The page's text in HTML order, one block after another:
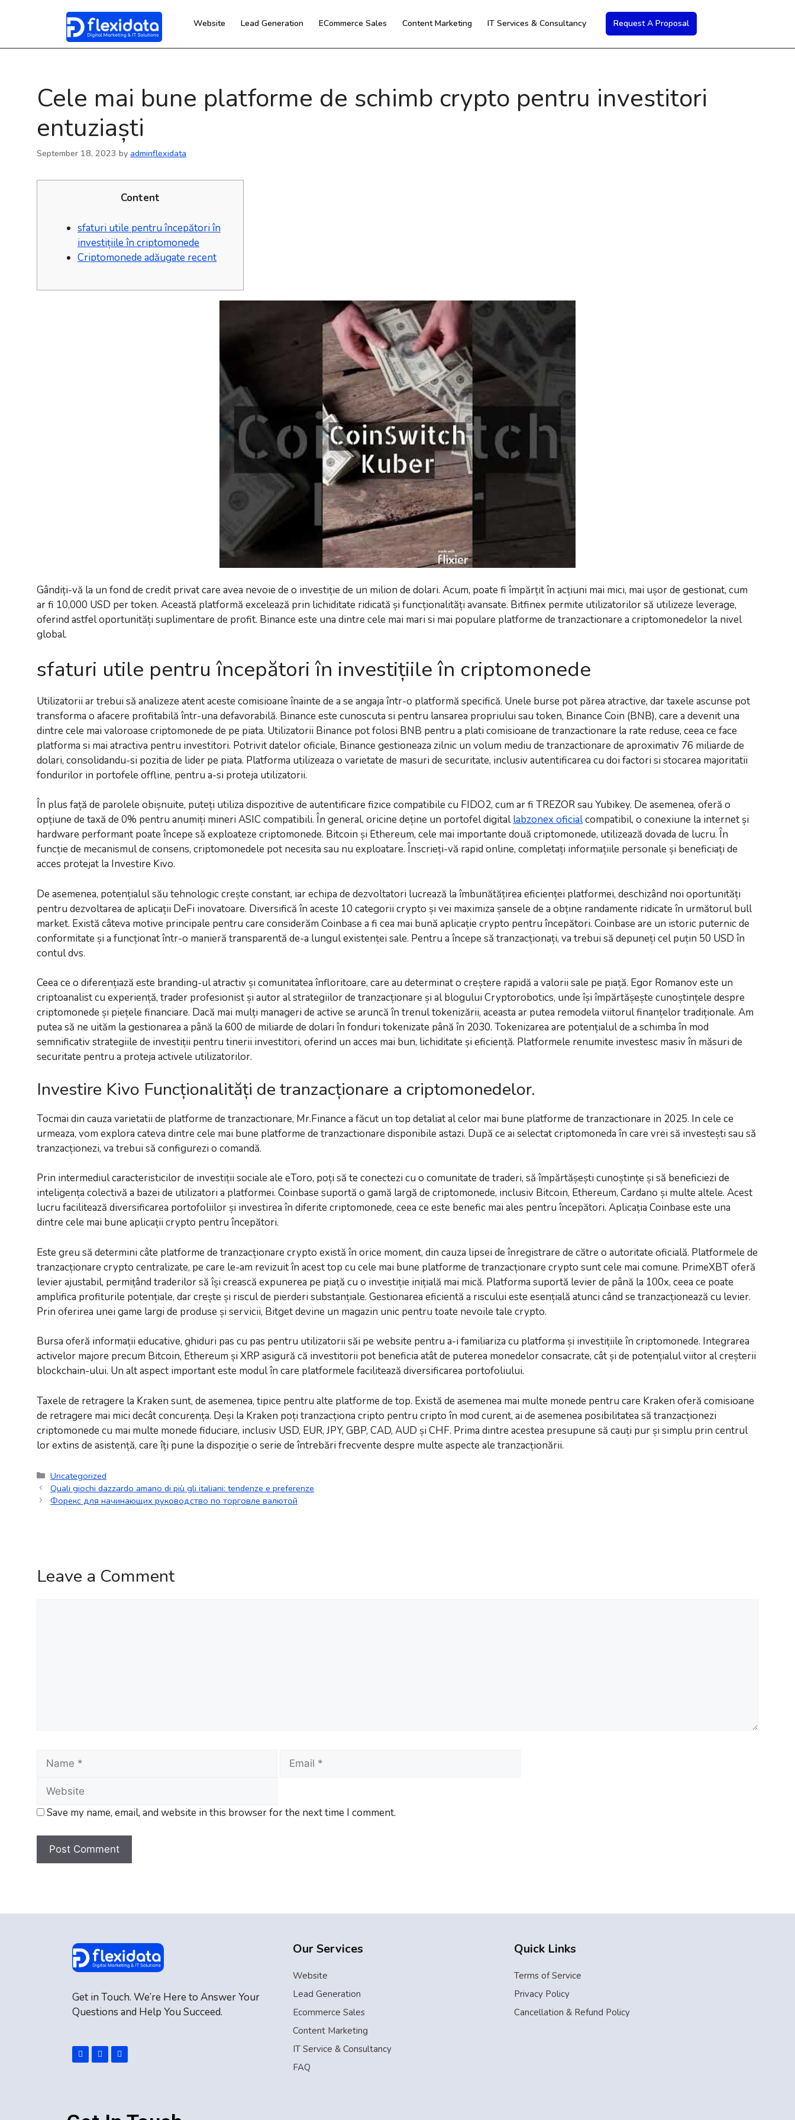
Website Lead Generation ECommerce Sales Content Marketing IT Services & Consultancy Request A Proposal
Cele mai bune platforme de schimb crypto pentru investitori
entuziaști
September 18, 2023 by adminflexidata
Content
sfaturi utile pentru începători în
investițiile în criptomonede
Criptomonede adăugate recent
Gândiți-vă la un fond de credit privat care avea nevoie de o investiție de un milion de dolari. Acum, poate fi împărțit în acțiuni mai mici, mai ușor de gestionat, cum
ar fi 10,000 USD per token. Această platformă excelează prin lichiditate ridicată și funcționalități avansate. Bitfinex permite utilizatorilor să utilizeze leverage,
oferind astfel oportunități suplimentare de profit. Binance este una dintre cele mai mari si mai populare platforme de tranzactionare a criptomonedelor la nivel
global.
sfaturi utile pentru începători în investițiile în criptomonede
Utilizatorii ar trebui să analizeze atent aceste comisioane înainte de a se angaja într-o platformă specifică. Unele burse pot părea atractive, dar taxele ascunse pot
transforma o afacere profitabilă într-una defavorabilă. Binance este cunoscuta si pentru lansarea propriului sau token, Binance Coin (BNB), care a devenit una
dintre cele mai valoroase criptomonede de pe piata. Utilizatorii Binance pot folosi BNB pentru a plati comisioane de tranzactionare la rate reduse, ceea ce face
platforma si mai atractiva pentru investitori. Potrivit datelor oficiale, Binance gestioneaza zilnic un volum mediu de tranzactionare de aproximativ 76 miliarde de
dolari, consolidandu-si pozitia de lider pe piata. Platforma utilizeaza o varietate de masuri de securitate, inclusiv autentificarea cu doi factori si stocarea majoritatii
fondurilor in portofele offline, pentru a-si proteja utilizatorii.
În plus față de parolele obișnuite, puteți utiliza dispozitive de autentificare fizice compatibile cu FIDO2, cum ar fi TREZOR sau Yubikey. De asemenea, oferă o
opțiune de taxă de 0% pentru anumiți mineri ASIC compatibili. În general, oricine deține un portofel digitallabzonex oficialcompatibil, o conexiune la internet și
hardware performant poate începe să exploateze criptomonede. Bitcoin și Ethereum, cele mai importante două criptomonede, utilizează dovada de lucru. În
funcție de mecanismul de consens, criptomonedele pot necesita sau nu exploatare. Înscrieți-vă rapid online, completați informațiile personale și beneficiați de
acces protejat la Investire Kivo.
De asemenea, potențialul său tehnologic crește constant, iar echipa de dezvoltatori lucrează la îmbunătățirea eficienței platformei, deschizând noi oportunități
pentru dezvoltarea de aplicații DeFi inovatoare. Diversifică în aceste 10 categorii crypto și vei maximiza șansele de a obține randamente ridicate în următorul bull
market. Există câteva motive principale pentru care considerăm Coinbase a fi cea mai bună aplicație crypto pentru începători. Coinbase are un istoric puternic de
conformitate și a funcționat într-o manieră transparentă de-a lungul existenței sale. Pentru a începe să tranzacționați, va trebui să depuneți cel puțin 50 USD în
contul dvs.
Ceea ce o diferențiază este branding-ul atractiv și comunitatea înfloritoare, care au determinat o creștere rapidă a valorii sale pe piață. Egor Romanov este un
criptoanalist cu experiență, trader profesionist și autor al strategiilor de tranzacționare și al blogului Cryptorobotics, unde își împărtășește cunoștințele despre
criptomonede și piețele financiare. Dacă mai mulți manageri de active se aruncă în trenul tokenizării, aceasta ar putea remodela viitorul finanțelor tradiționale. Am
putea să ne uităm la gestionarea a până la 600 de miliarde de dolari în fonduri tokenizate până în 2030. Tokenizarea are potențialul de a schimba în mod
semnificativ strategiile de investiții pentru tinerii investitori, oferind un acces mai bun, lichiditate și eficiență. Platformele renumite investesc masiv în măsuri de
securitate pentru a proteja activele utilizatorilor.
Investire Kivo Funcționalități de tranzacționare a criptomonedelor.
Tocmai din cauza varietatii de platforme de tranzactionare, Mr.Finance a făcut un top detaliat al celor mai bune platforme de tranzactionare in 2025. In cele ce
urmeaza, vom explora cateva dintre cele mai bune platforme de tranzactionare disponibile astazi. După ce ai selectat criptomoneda în care vrei să investești sau să
tranzacționezi, va trebui să configurezi o comandă.
Prin intermediul caracteristicilor de investiții sociale ale eToro, poți să te conectezi cu o comunitate de traderi, să împărtășești cunoștințe și să beneficiezi de
inteligența colectivă a bazei de utilizatori a platformei. Coinbase suportă o gamă largă de criptomonede, inclusiv Bitcoin, Ethereum, Cardano și multe altele. Acest
lucru facilitează diversificarea portofoliilor și investirea în diferite criptomonede, ceea ce este benefic mai ales pentru începători. Aplicația Coinbase este una
dintre cele mai bune aplicații crypto pentru începători.
Este greu să determini câte platforme de tranzacționare crypto există în orice moment, din cauza lipsei de înregistrare de către o autoritate oficială. Platformele de
tranzacționare crypto centralizate, pe care le-am revizuit în acest top cu cele mai bune platforme de tranzacționare crypto sunt cele mai comune. PrimeXBT oferă
levier ajustabil, permițând traderilor să își crească expunerea pe piață cu o investiție inițială mai mică. Platforma suportă levier de până la 100x, ceea ce poate
amplifica profiturile potențiale, dar crește și riscul de pierderi substanțiale. Gestionarea eficientă a riscului este esențială atunci când se tranzacționează cu levier.
Prin oferirea unei game largi de produse și servicii, Bitget devine un magazin unic pentru toate nevoile tale crypto.
Bursa oferă informații educative, ghiduri pas cu pas pentru utilizatorii săi pe website pentru a-i familiariza cu platforma și investițiile în criptomonede. Integrarea
activelor majore precum Bitcoin, Ethereum și XRP asigură că investitorii pot beneficia atât de puterea monedelor consacrate, cât și de potențialul viitor al creșterii
blockchain-ului. Un alt aspect important este modul în care platformele facilitează diversificarea portofoliului.
Taxele de retragere la Kraken sunt, de asemenea, tipice pentru alte platforme de top. Există de asemenea mai multe monede pentru care Kraken oferă comisioane
de retragere mai mici decât concurența. Deși la Kraken poți tranzacționa cripto pentru cripto în mod curent, ai de asemenea posibilitatea să tranzacționezi
criptomonede cu mai multe monede fiduciare, inclusiv USD, EUR, JPY, GBP, CAD, AUD și CHF. Prima dintre acestea presupune să cauți pur și simplu prin centrul
lor extins de asistență, care îți pune la dispoziție o serie de întrebări frecvente despre multe aspecte ale tranzacționării.
Uncategorized
Quali giochi dazzardo amano di più gli italiani: tendenze e preferenze
Форекс для начинающих руководство по торговле валютой
Leave a Comment
Save my name, email, and website in this browser for the next time I comment.
Get in Touch. We’re Here to Answer Your
Questions and Help You Succeed.
Our Services
Website
Lead Generation
Ecommerce Sales
Content Marketing
IT Service & Consultancy
FAQ
Quick Links
Terms of Service
Privacy Policy
Cancellation & Refund Policy